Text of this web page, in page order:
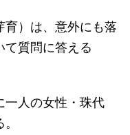
育）は、意外にも落
て質問に答える
一人の女性・珠代